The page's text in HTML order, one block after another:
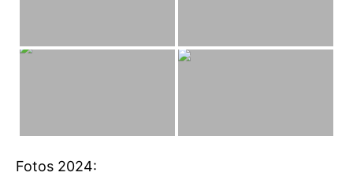
Fotos 2024: